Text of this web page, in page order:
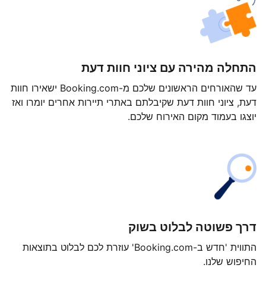
התחלה מהירה עם ציוני חוות דעת
עד שהאורחים הראשונים שלכם מ-Booking.com ישאירו חוות
דעת, ציוני חוות דעת שקיבלתם באתרי תיירות אחרים יומרו ואז
יוצגו בעמוד מקום האירוח שלכם.
דרך פשוטה לבלוט בשוק
התווית 'חדש ב-Booking.com' עוזרת לכם לבלוט בתוצאות
החיפוש שלנו.